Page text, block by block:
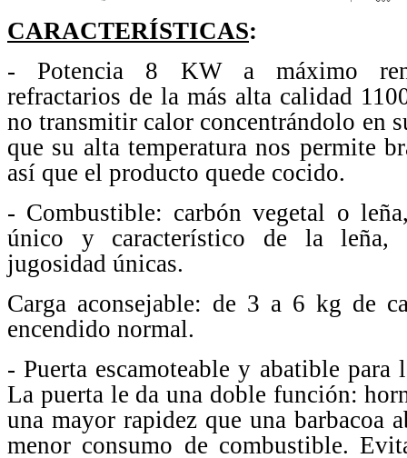
CARACTERÍSTICAS:
- Potencia 8 KW a máximo
refractarios de la más alta calidad
no transmitir calor concentrándolo en
que su alta temperatura nos permite
así que el producto quede cocido.
- Combustible: carbón vegetal o
único y característico de la
jugosidad únicas.
Carga aconsejable: de 3 a 6 kg de
encendido normal.
- Puerta escamoteable y abatible
La puerta le da una doble función:
una mayor rapidez que una barbacoa
menor consumo de combustible.